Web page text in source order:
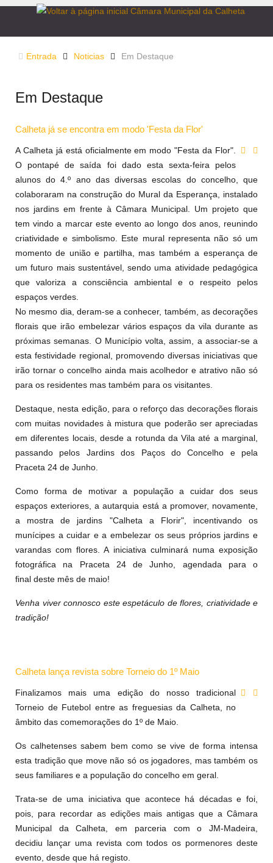
Entrada Noticias Em Destaque
Em Destaque
Calheta já se encontra em modo 'Festa da Flor'
A Calheta já está oficialmente em modo "Festa da Flor".
O pontapé de saída foi dado esta sexta-feira pelos
alunos do 4.º ano das diversas escolas do concelho, que
colaboraram na construção do Mural da Esperança, instalado
nos jardins em frente à Câmara Municipal. Um projeto que
tem vindo a marcar este evento ao longo dos anos, reunindo
criatividade e simbolismo. Este mural representa não só um
momento de união e partilha, mas também a esperança de
um futuro mais sustentável, sendo uma atividade pedagógica
que valoriza a consciência ambiental e o respeito pelos
espaços verdes.
No mesmo dia, deram-se a conhecer, também, as decorações
florais que irão embelezar vários espaços da vila durante as
próximas semanas. O Município volta, assim, a associar-se a
esta festividade regional, promovendo diversas iniciativas que
irão tornar o concelho ainda mais acolhedor e atrativo não só
para os residentes mas também para os visitantes.
Destaque, nesta edição, para o reforço das decorações florais
com muitas novidades à mistura que poderão ser apreciadas
em diferentes locais, desde a rotunda da Vila até a marginal,
passando pelos Jardins dos Paços do Concelho e pela
Praceta 24 de Junho.
Como forma de motivar a população a cuidar dos seus
espaços exteriores, a autarquia está a promover, novamente,
a mostra de jardins "Calheta a Florir", incentivando os
munícipes a cuidar e a embelezar os seus próprios jardins e
varandas com flores. A iniciativa culminará numa exposição
fotográfica na Praceta 24 de Junho, agendada para o
final deste mês de maio!
Venha viver connosco este espetáculo de flores, criatividade e
tradição!
Calheta lança revista sobre Torneio do 1º Maio
Finalizamos mais uma edição do nosso tradicional
Torneio de Futebol entre as freguesias da Calheta, no
âmbito das comemorações do 1º de Maio.
Os calhetenses sabem bem como se vive de forma intensa
esta tradição que move não só os jogadores, mas também os
seus familiares e a população do concelho em geral.
Trata-se de uma iniciativa que acontece há décadas e foi,
pois, para recordar as edições mais antigas que a Câmara
Municipal da Calheta, em parceria com o JM-Madeira,
decidiu lançar uma revista com todos os pormenores deste
evento, desde que há registo.